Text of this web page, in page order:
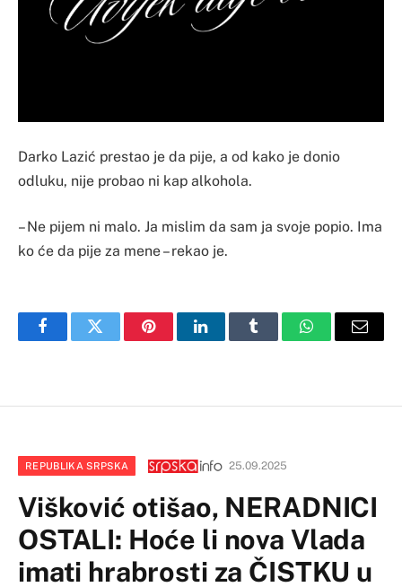
Darko Lazić prestao je da pije, a od kako je donio
odluku, nije probao ni kap alkohola.
– Ne pijem ni malo. Ja mislim da sam ja svoje popio. Ima
ko će da pije za mene – rekao je.
FacebookTwitter PinterestLinkedInTumblr WhatsAppEmail
REPUBLIKA SRPSKA 25.09.2025
Višković otišao, NERADNICI
OSTALI: Hoće li nova Vlada
imati hrabrosti za ČISTKU u